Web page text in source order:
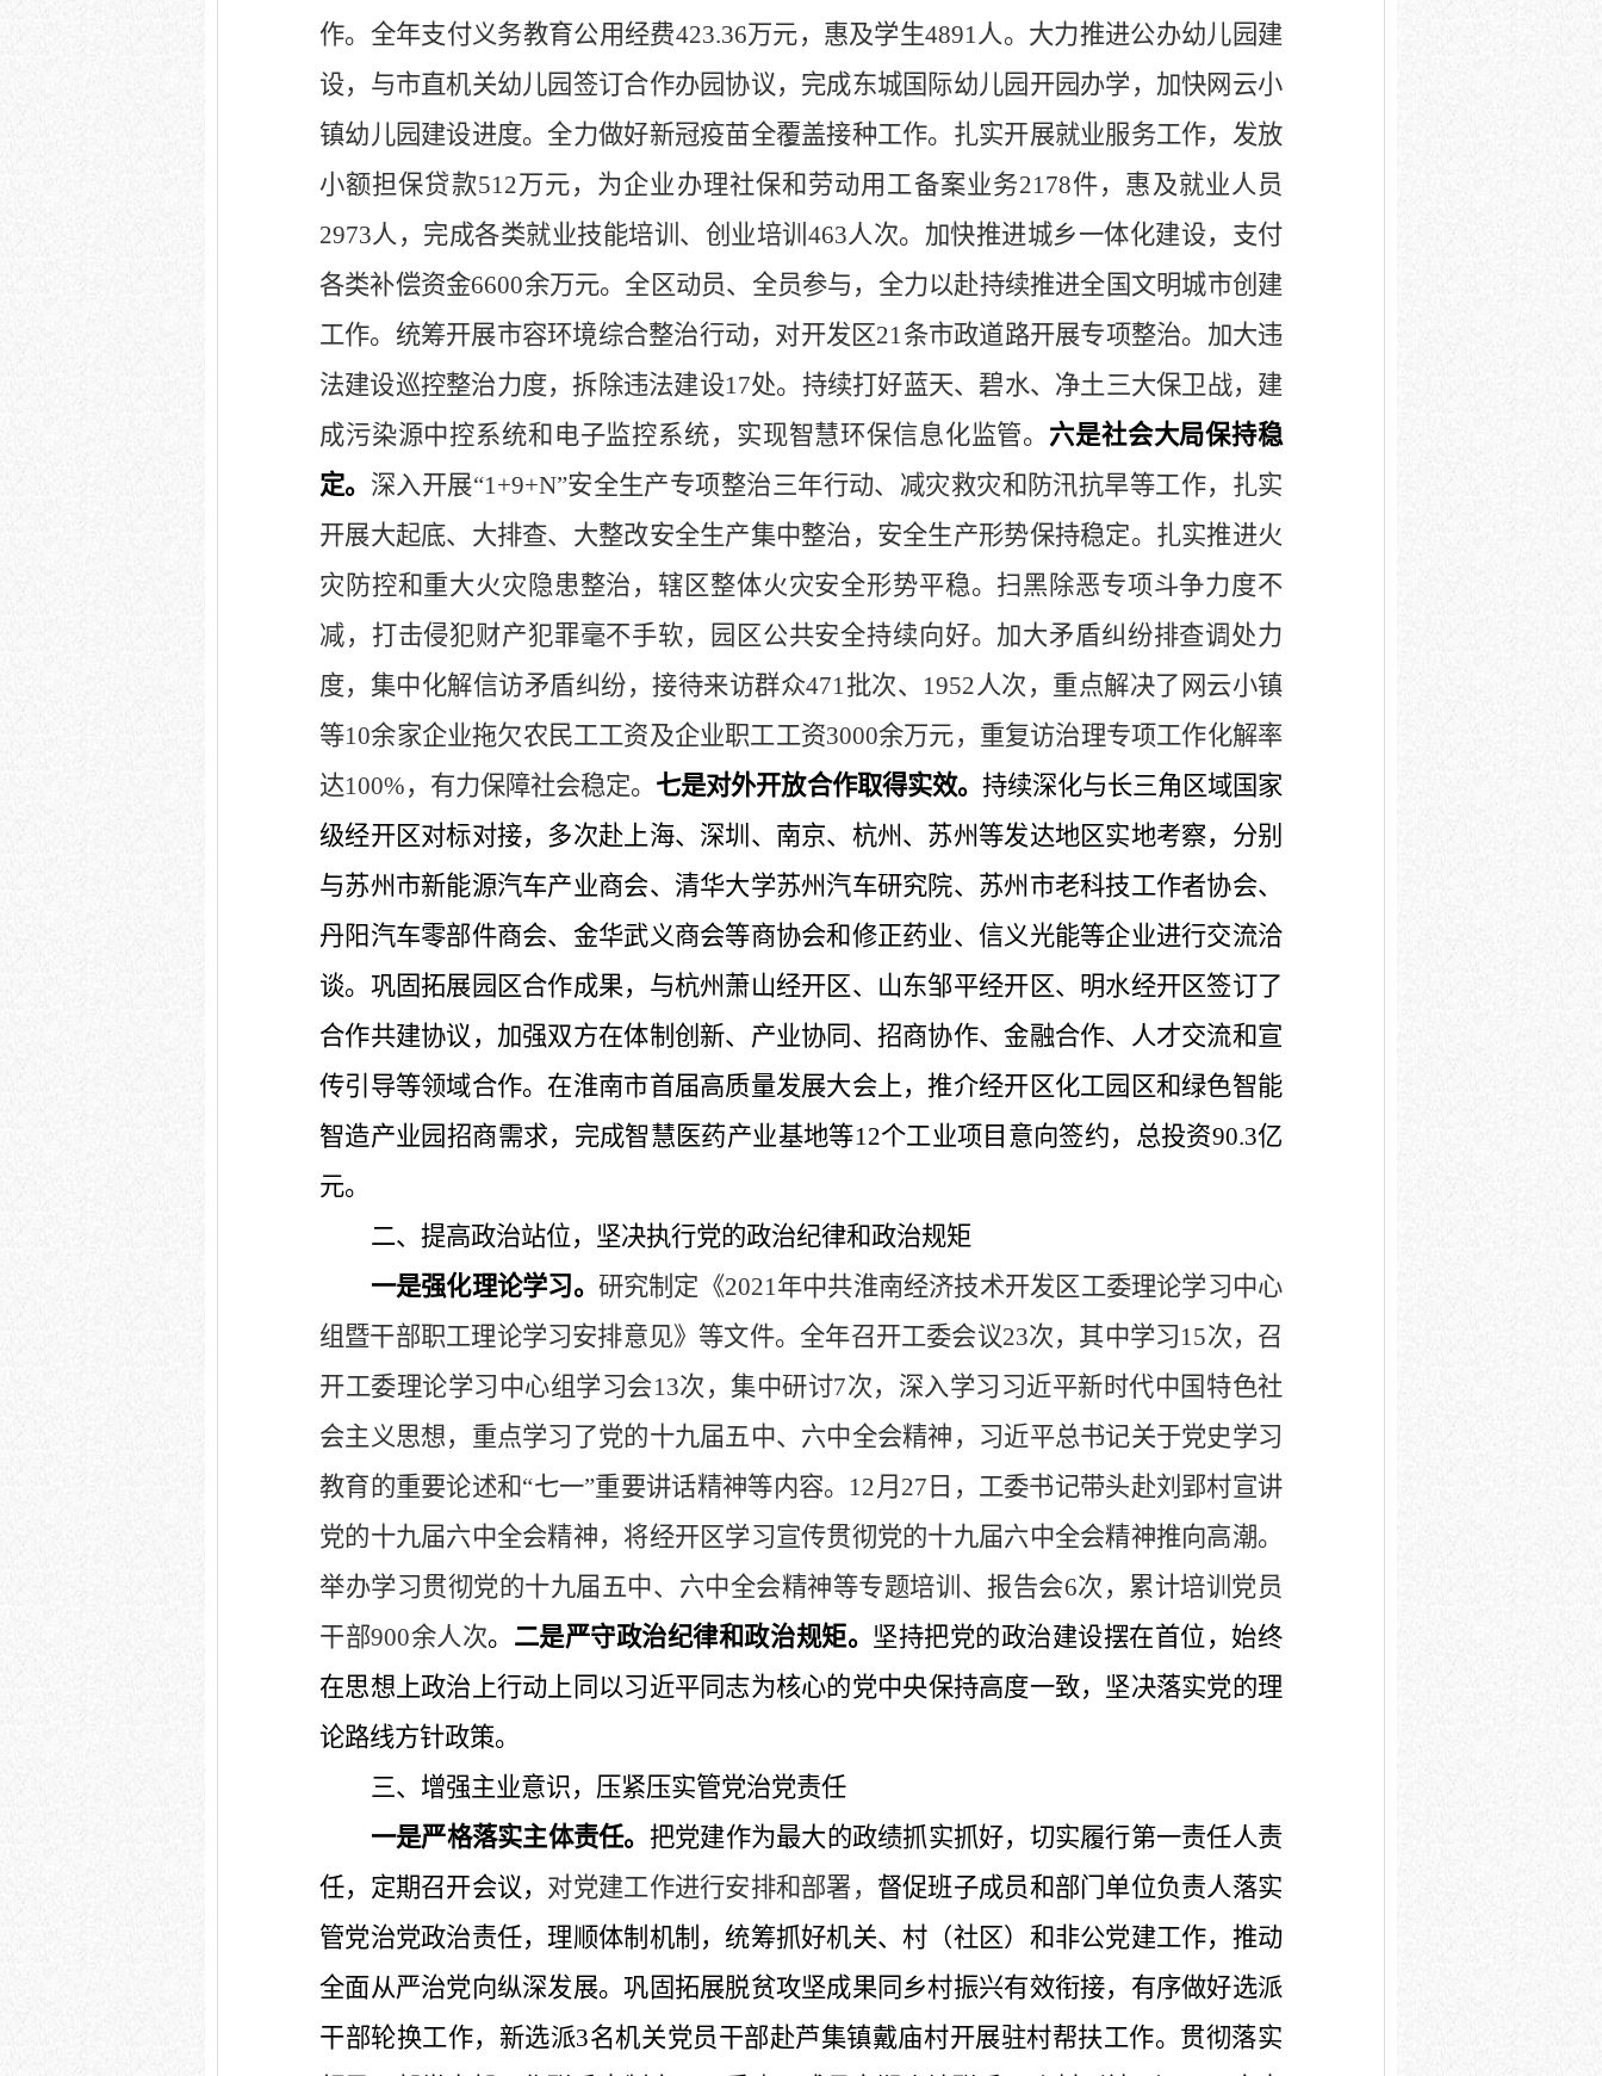
作。全年支付义务教育公用经费423.36万元，惠及学生4891人。大力推进公办幼儿园建
设，与市直机关幼儿园签订合作办园协议，完成东城国际幼儿园开园办学，加快网云小
镇幼儿园建设进度。全力做好新冠疫苗全覆盖接种工作。扎实开展就业服务工作，发放
小额担保贷款512万元，为企业办理社保和劳动用工备案业务2178件，惠及就业人员
2973人，完成各类就业技能培训、创业培训 463人次。加快推进城乡一体化建设，支付
各类补偿资金6600余万元。全区动员、全员参与，全力以赴持续推进全国文明城市创建
工作。统筹开展市容环境综合整治行动，对开发区21条市政道路开展专项整治。加大违
法建设巡控整治力度，拆除违法建设17处。持续打好蓝天、碧水、净土三大保卫战，建
成污染源中控系统和电子监控系统，实现智慧环保信息化监管。 六是社会大局保持稳
定。 深入开展“1+9+N”安全生产专项整治三年行动、减灾救灾和防汛抗旱等工作，扎实
开展大起底、大排查、大整改安全生产集中整治，安全生产形势保持稳定。扎实推进火
灾防控和重大火灾隐患整治，辖区整体火灾安全形势平稳。 扫黑除恶专项斗争力度不
减，打击侵犯财产犯罪毫不手软，园区公共安全持续向好。加大矛盾纠纷排查调处力
度，集中化解信访矛盾纠纷，接待来访群众471批次、 1952人次，重点解决了网云小镇
等10余家企业拖欠农民工工资及企业职工工资3000余万元，重复访治理专项工作化解率
达100%，有力保障社会稳定。 七是对外开放合作取得实效。 持续深化与长三角区域国家
级经开区对标对接，多次赴上海、深圳、南京、杭州、苏州等发达地区实地考察，分别
与苏州市新能源汽车产业商会、清华大学苏州汽车研究院、苏州市老科技工作者协会、
丹阳汽车零部件商会、金华武义商会等商协会和修正药业、信义光能等企业进行交流洽
谈。巩固拓展园区合作成果，与杭州萧山经开区、山东邹平经开区、明水经开区签订了
合作共建协议，加强双方在体制创新、产业协同、招商协作、金融合作、人才交流和宣
传引导等领域合作。在淮南市首届高质量发展大会上，推介经开区化工园区和绿色智能
智造产业园招商需求，完成智慧医药产业基地等12个工业项目意向签约，总投资90.3亿
元。
二、提高政治站位，坚决执行党的政治纪律和政治规矩
一是强化理论学习。 研究制定《2021年中共淮南经济技术开发区工委理论学习中心
组暨干部职工理论学习安排意见》等文件。全年召开工委会议23次，其中学习15次，召
开工委理论学习中心组学习会13次，集中研讨7次，深入学习习近平新时代中国特色社
会主义思想，重点学习了党的十九届五中、六中全会精神，习近平总书记关于党史学习
教育的重要论述和“七一”重要讲话精神等内容。 12月 27 日，工委书记带头赴刘郢村宣讲
党的十九届六中全会精神，将经开区学习宣传贯彻党的十九届六中全会精神推向高潮。
举办学习贯彻党的十九届五中、六中全会精神等专题培训、报告会6次，累计培训党员
干部900余人次。 二是严守政治纪律和政治规矩。 坚持把党的政治建设摆在首位，始终
在思想上政治上行动上同以习近平同志为核心的党中央保持高度一致， 坚决落实党的理
论路线方针政策。
三、增强主业意识，压紧压实管党治党责任
一是严格落实主体责任。 把党建作为最大的政绩抓实抓好，切实履行第一责任人责
任，定期召开会议， 对党建工作进行安排和部署， 督促班子成员和部门单位负责人落实
管党治党政治责任，理顺体制机制，统筹抓好机关、村（社区）和非公党建工作，推动
全面从严治党向纵深发展。巩固拓展脱贫攻坚成果同乡村振兴有效衔接，有序做好选派
干部轮换工作，新选派3名机关党员干部赴芦集镇戴庙村开展驻村帮扶工作。贯彻落实